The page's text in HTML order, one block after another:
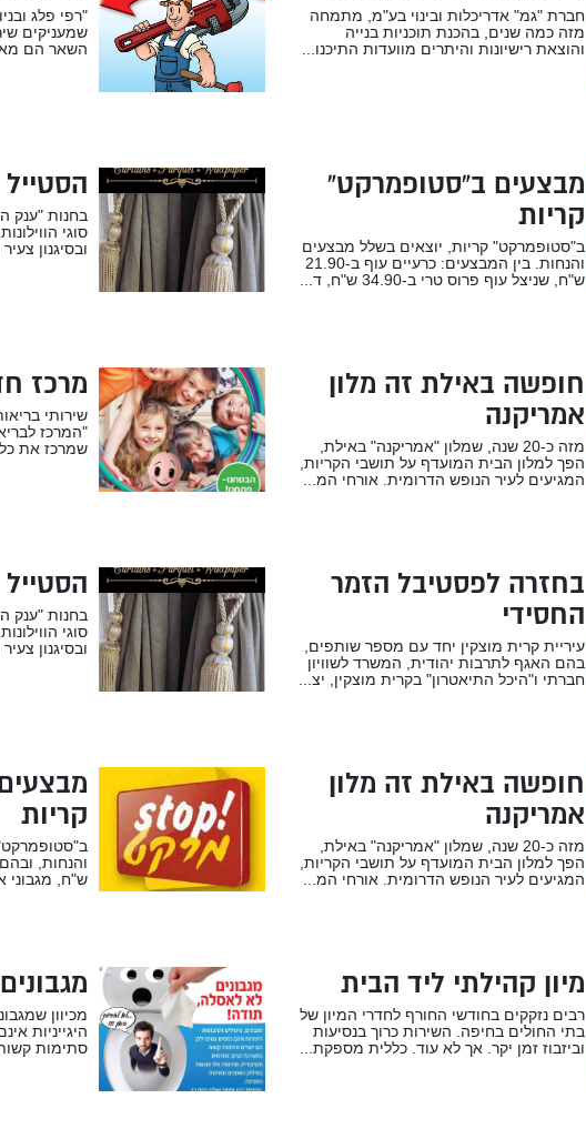
חברת "גמ" אדריכלות ובינוי בע"מ, מתמחה
מזה כמה שנים, בהכנת תוכניות בנייה
והוצאת רישיונות והיתרים מוועדות התיכנו...
"רפי פלג
שמעניקים
השאר הם
מבצעים ב”סטופמרקט”
קריות
ב"סטופמרקט" קריות, יוצאים בשלל מבצעים
והנחות. בין המבצעים: כרעיים עוף ב-21.90
ש"ח, שניצל עוף פרוס טרי ב-34.90 ש"ח, ד...
הסטייל
בחנות "ענק
סוגי
ובסיגנון
חופשה באילת זה מלון
אמריקנה
מזה כ-20 שנה, שמלון "אמריקנה" באילת,
הפך למלון הבית המועדף על תושבי הקריות,
המגיעים לעיר הנופש הדרומית. אורחי המ...
מרכז
שירותי
"המרכז
שמרכז את כל
בחזרה לפסטיבל הזמר
החסידי
עיריית קרית מוצקין יחד עם מספר שותפים,
בהם האגף לתרבות יהודית, המשרד לשוויון
חברתי ו"היכל התיאטרון" בקרית מוצקין, יצ...
בחנות "ענק
סוגי
ובסיגנון
חופשה באילת זה מלון
אמריקנה
מזה כ-20 שנה, שמלון "אמריקנה" באילת,
הפך למלון הבית המועדף על תושבי הקריות,
המגיעים לעיר הנופש הדרומית. אורחי המ...
קריות
ש"ח, מגבוני אף
מיון קהילתי ליד הבית
רבים נזקקים בחודשי החורף לחדרי המיון של
בתי החולים בחיפה. השירות כרוך בנסיעות
וביזבוז זמן יקר. אך לא עוד. כללית מספקת...
מכיוון
היגייניות
סתימות